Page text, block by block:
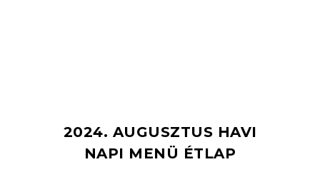
2024. AUGUSZTUS HAVI
NAPI MENÜ ÉTLAP